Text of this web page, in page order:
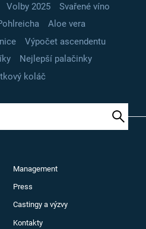
Volby 2025
Svařené víno
Aloe vera
Výpočet ascendentu
Nejlepší palačinky
koláč
Management
Press
Castingy a výzvy
Kontakty